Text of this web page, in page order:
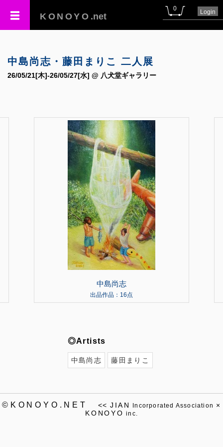
KONOYO .net
0 Login
中島尚志・藤田まりこ 二人展
26/05/21[木]-26/05/27[水] @ 八犬堂ギャラリー
中島尚志
出品作品：16点
◎Artists
中島尚志 藤田まりこ
©KONOYO.NET << JIAN Incorporated Association ×
KONOYO inc.